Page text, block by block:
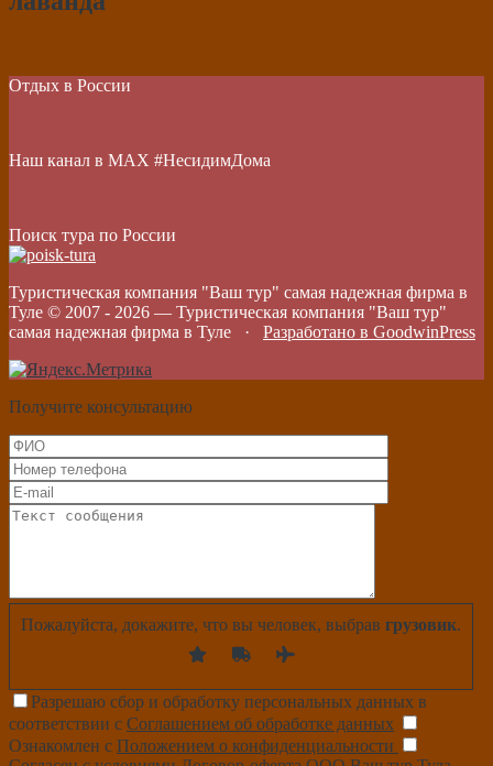
Отдых в России
Наш канал в МАХ #НесидимДома
Поиск тура по России
Туристическая компания "Ваш тур" самая надежная фирма в
Туле © 2007 - 2026 — Туристическая компания "Ваш тур"
самая надежная фирма в Туле · Разработано в GoodwinPress
Получите консультацию
Пожалуйста, докажите, что вы человек, выбрав грузовик.
Разрешаю сбор и обработку персональных данных в
соответствии с Соглашением об обработке данных
Ознакомлен с Положением о конфиденциальности